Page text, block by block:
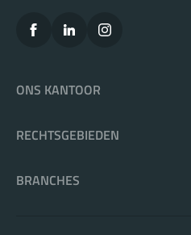
ONS KANTOOR
RECHTSGEBIEDEN
BRANCHES